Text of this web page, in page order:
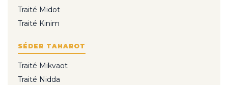
Traité Midot
Traité Kinim
SÉDER TAHAROT
Traité Mikvaot
Traité Nidda